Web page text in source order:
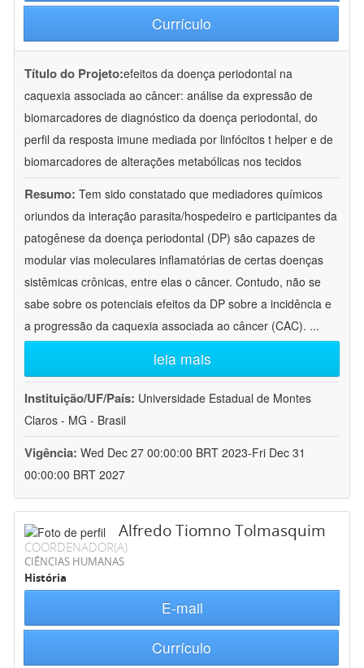
Currículo
Título do Projeto:efeitos da doença periodontal na
caquexia associada ao câncer: análise da expressão de
biomarcadores de diagnóstico da doença periodontal, do
perfil da resposta imune mediada por linfócitos t helper e de
biomarcadores de alterações metabólicas nos tecidos
Resumo: Tem sido constatado que mediadores químicos
oriundos da interação parasita/hospedeiro e participantes da
patogênese da doença periodontal (DP) são capazes de
modular vias moleculares inflamatórias de certas doenças
sistêmicas crônicas, entre elas o câncer. Contudo, não se
sabe sobre os potenciais efeitos da DP sobre a incidência e
a progressão da caquexia associada ao câncer (CAC). ...
leia mais
Instituição/UF/País: Universidade Estadual de Montes
Claros - MG - Brasil
Vigência: Wed Dec 27 00:00:00 BRT 2023-Fri Dec 31
00:00:00 BRT 2027
Alfredo Tiomno Tolmasquim
COORDENADOR(A)
CIÊNCIAS HUMANAS
História
E-mail
Currículo